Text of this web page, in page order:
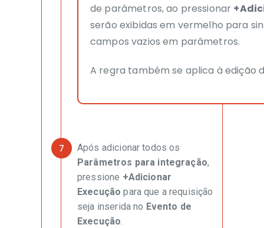
de parâmetros, ao pressionar
serão exibidas em vermelho para
campos vazios em parâmetros.
A regra também se aplica à edição
Após adicionar todos os
Parâmetros para integração,
pressione +Adicionar
Execução para que a requisição
seja inserida no Evento de
Execução.